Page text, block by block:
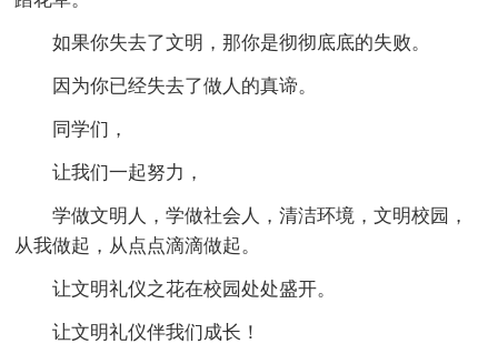
如果你失去了文明，那你是彻彻底底的失败。
因为你已经失去了做人的真谛。
同学们，
让我们一起努力，
学做文明人，学做社会人，清洁环境，文明校园，
从我做起，从点点滴滴做起。
让文明礼仪之花在校园处处盛开。
让文明礼仪伴我们成长！